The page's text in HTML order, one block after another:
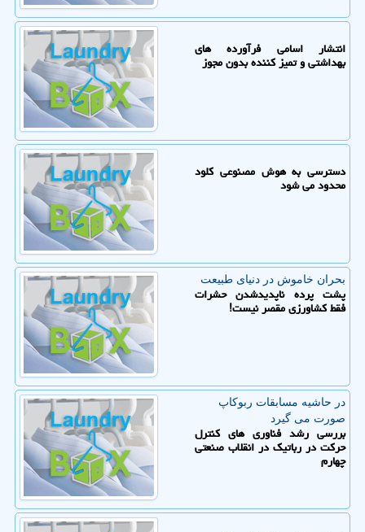
انتشار اسامی فرآورده های
بهداشتی و تمیز کننده بدون مجوز
دسترسی به هوش مصنوعی کلود
محدود می شود
بحران خاموش در دنیای طبیعت
پشت پرده ناپدیدشدن حشرات
فقط کشاورزی مقصر نیست!
در حاشیه مسابقات ربوكاپ
صورت می گیرد
بررسی رشد فناوری های کنترل
حرکت در رباتیک در انقلاب صنعتی
چهارم